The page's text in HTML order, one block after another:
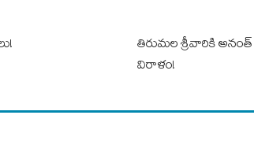
తిరుమల శ్రీవారికి
విరాళం!